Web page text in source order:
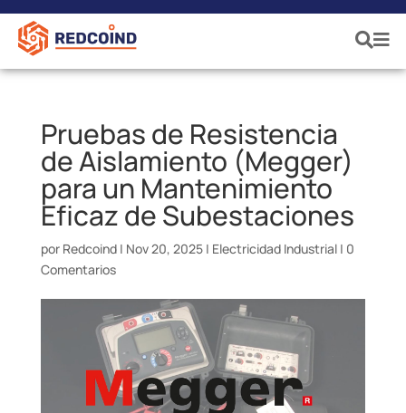
Pruebas de Resistencia
de Aislamiento (Megger)
para un Mantenimiento
Eficaz de Subestaciones
por Redcoind| Nov 20, 2025| Electricidad Industrial| 0
Comentarios